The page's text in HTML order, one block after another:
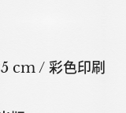
cm / 彩色印刷